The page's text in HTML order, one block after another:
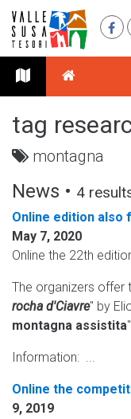
tag
montagna
News • 4
Online edition also
May 7, 2020
Online the 22th
The organizers offer
rocha d'Ciavre" by
montagna assistita
Information: ...
Online the
9, 2019